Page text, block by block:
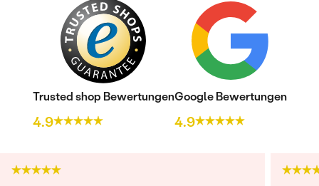
Trusted shop Bewertungen
4.9
Google Bewertungen
4.9